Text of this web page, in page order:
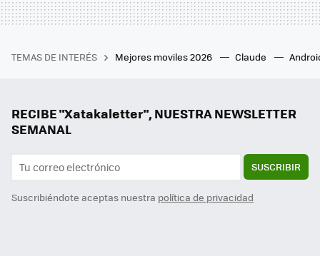
TEMAS DE INTERÉS Mejores moviles 2026 Claude
RECIBE "Xatakaletter", NUESTRA NEWSLETTER
SEMANAL
SUSCRIBIR
Suscribiéndote aceptas nuestra política de privacidad